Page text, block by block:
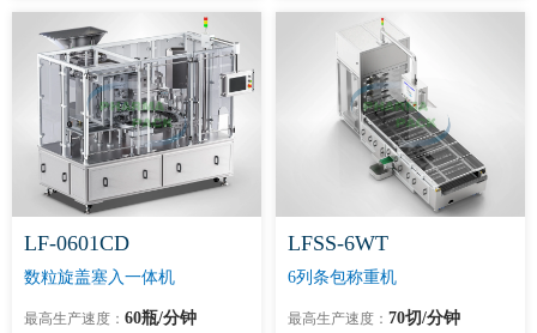
LF-0601CD
数粒旋盖塞入一体机
最高生产速度： 60瓶/分钟
LFSS-6WT
6列条包称重机
最高生产速度： 70切/分钟